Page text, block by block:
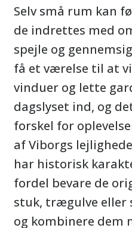
Selv små rum kan
de indrettes med
spejle og
få et værelse til at
vinduer og lette
dagslyset ind, og
forskel for
af Viborgs
har historisk
fordel bevare de
stuk, trægulve eller
og kombinere dem